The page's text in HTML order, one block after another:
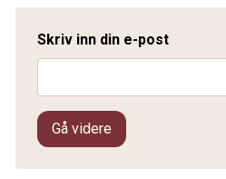
Skriv inn din e-post
Gå videre